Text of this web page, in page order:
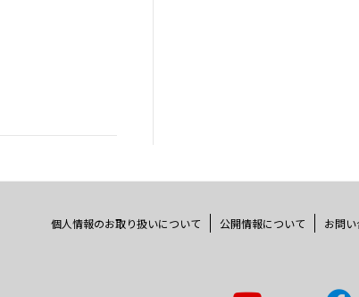
個人情報のお取り扱いについて 公開情報について お問